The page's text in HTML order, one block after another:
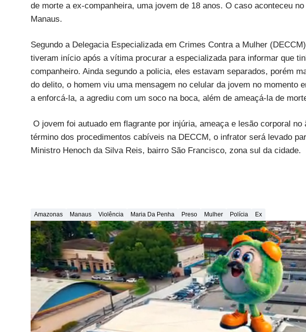
de morte a ex-companheira, uma jovem de 18 anos. O caso aconteceu
Manaus.
Segundo a Delegacia Especializada em Crimes Contra a Mulher
tiveram início após a vítima procurar a especializada para informar que
companheiro. Ainda segundo a policia, eles estavam separados, porém
do delito, o homem viu uma mensagem no celular da jovem no momento
a enforcá-la, a agrediu com um soco na boca, além de ameaçá-la de
O jovem foi autuado em flagrante por injúria, ameaça e lesão corporal
término dos procedimentos cabíveis na DECCM, o infrator será levado
Ministro Henoch da Silva Reis, bairro São Francisco, zona sul da cidade.
Amazonas Manaus Violência Maria Da Penha Preso Mulher Polícia Ex